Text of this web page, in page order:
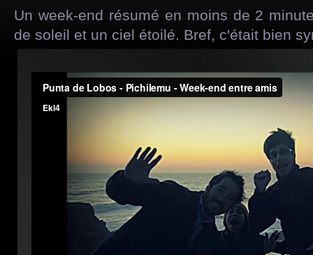
Un week-end résumé en moins de 2
de soleil et un ciel étoilé. Bref, c'était bien